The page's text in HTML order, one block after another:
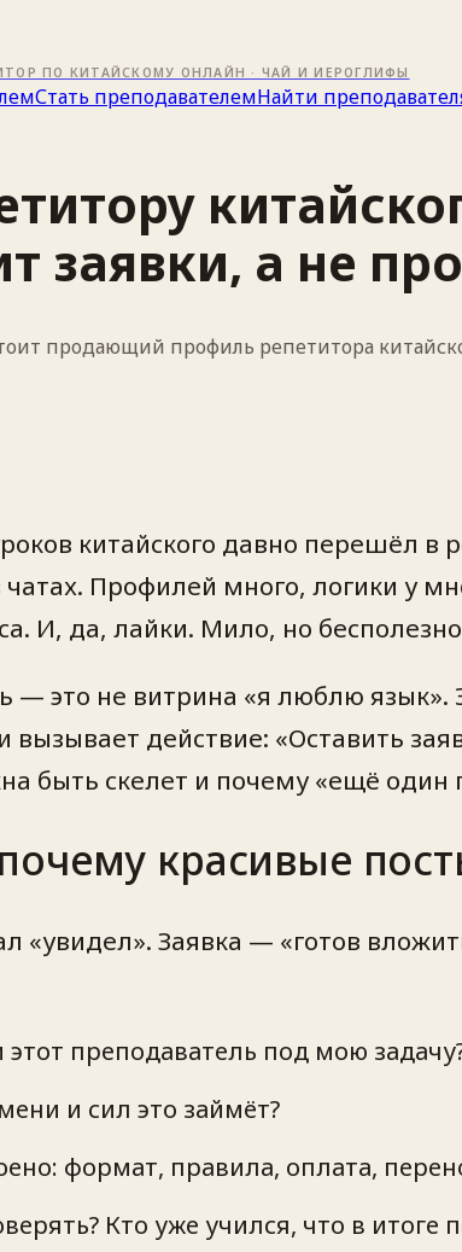
ПО КИТАЙСКОМУ ОНЛАЙН · ЧАЙ И ИЕРОГЛИФЫ
Стать преподавателемНайти
заявки, а не
продающий профиль репетитора
китайского давно перешёл в
Профилей много, логики у
И, да, лайки. Мило, но
— это не витрина «я люблю
вызывает действие: «Оставить
быть скелет и почему «ещё
красивые
«увидел». Заявка — «готов
преподаватель под мою
и сил это займёт?
формат, правила, оплата,
Кто уже учился, что в итоге